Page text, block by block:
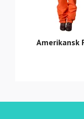
Amerikansk